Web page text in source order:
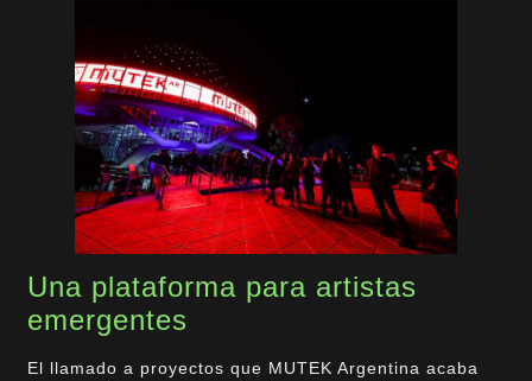
Una plataforma para artistas
emergentes
El llamado a proyectos que MUTEK Argentina acaba